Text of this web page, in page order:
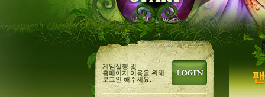
게임실행 및
홈페이지 이용을 위해
로그인 해주세요.